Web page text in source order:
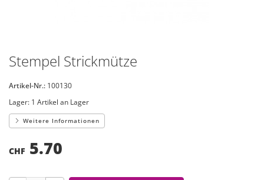
Stempel Strickmütze
Artikel-Nr.: 100130
Lager: 1 Artikel an Lager
Weitere Informationen
CHF 5.70